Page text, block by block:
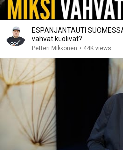
ES­PAN­JAN­TAU­TI
vah­vat kuo­li­vat?
Petteri Mikkonen • 44K views